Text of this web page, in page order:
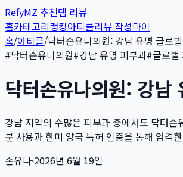
RefyMZ 추천템 리뷰
홈카테고리랭킹아티클리뷰 작성마이
홈/아티클/닥터손유나의원: 강남 유명 글
#닥터손유나의원#강남 유명 피부과#글로벌
닥터손유나의원: 강
강남 지역의 수많은 피부과 중에서도 닥터
분 사용과 한미 양국 특허 인증을 통해 엄격
손유나·2026년 6월 19일